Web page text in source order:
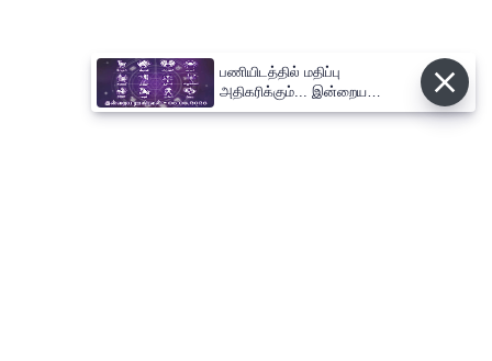
பணியிடத்தில் மதிப்பு
அதிகரிக்கும்... இன்றைய
ராசிபலன் 06.08.2026